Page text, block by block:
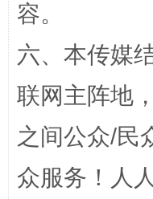
扯下公款旅游
容。
六、本传媒
联网主阵地
之间公众/民
众服务！人